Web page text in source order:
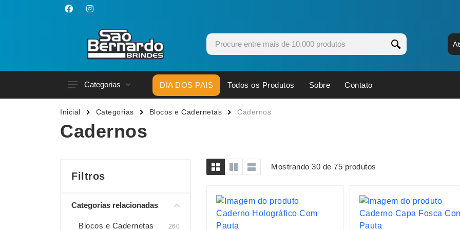
Categorias
Acessórios p/ Celular
Acessórios para Carros
Bar e Bebidas
Bolsas Térmicas
Brinquedos
Caixas de Som
Casa
Chapéus
Conjuntos Executivos
Cooler
Espelhos
Esporte e Jogos
Kit Queijo
DIA DOS PAIS Todos os Produtos Sobre Contato
Inicial Categorias Blocos e Cadernetas Cadernos
Cadernos
Filtros
Categorias relacionadas
Blocos e Cadernetas 260
Mostrando 30 de 75 produtos